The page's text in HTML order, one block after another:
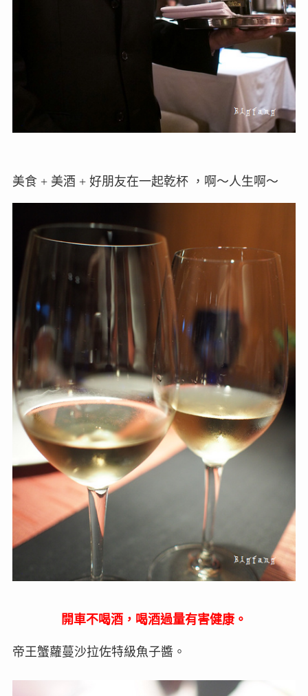
美食 + 美酒 + 好朋友在一起乾杯 ，啊～人生啊～
開車不喝酒，喝酒過量有害健康。
帝王蟹蘿蔓沙拉佐特級魚子醬。